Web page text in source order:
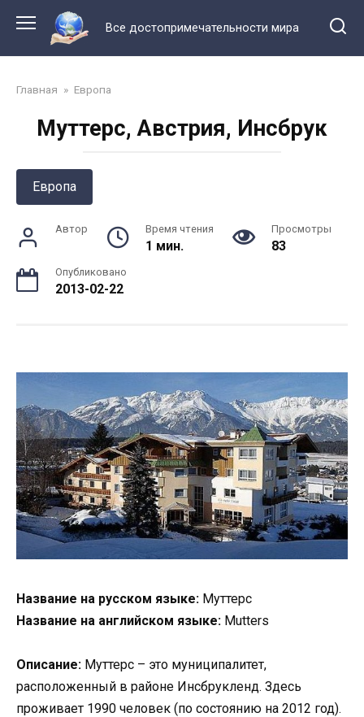
контенту
Все достопримечательности мира
Главная » Европа
Муттерс, Австрия, Инсбрук
Европа
Автор Время чтения
1 мин.
Просмотры
83
Опубликовано
2013-02-22
Название на русском языке: Муттерс
Название на английском языке: Mutters
Описание: Муттерс – это муниципалитет,
расположенный в районе Инсбрукленд. Здесь
проживает 1990 человек (по состоянию на 2012 год).